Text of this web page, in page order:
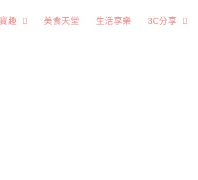
趣 美食天堂 生活享樂 3C分享